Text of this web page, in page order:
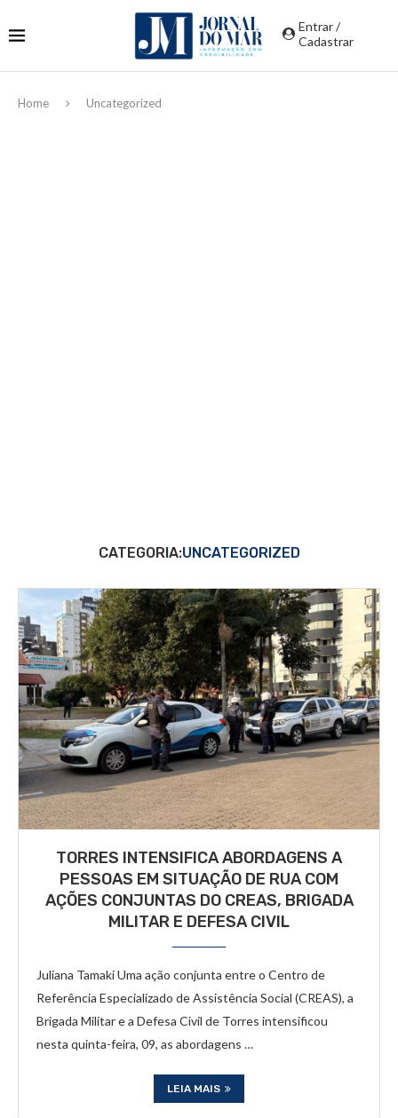
Entrar /
Cadastrar
Home Uncategorized
CATEGORIA:UNCATEGORIZED
TORRES INTENSIFICA ABORDAGENS A
PESSOAS EM SITUAÇÃO DE RUA COM
AÇÕES CONJUNTAS DO CREAS, BRIGADA
MILITAR E DEFESA CIVIL
Juliana Tamaki Uma ação conjunta entre o Centro de
Referência Especializado de Assistência Social (CREAS), a
Brigada Militar e a Defesa Civil de Torres intensificou
nesta quinta-feira, 09, as abordagens …
LEIA MAIS